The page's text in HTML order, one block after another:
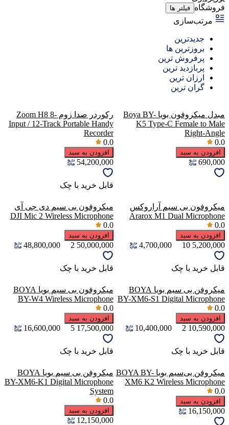
فروشگاه فیلتر ها
مرتب‌سازی
جدیدترین
بروزترین ها
پرفروش ترین
پربازدید ترین
ارزان ترین
گران ترین
مبدل میکروفون بویا Boya BY-
K5 Type-C Female to Male
Right-Angle
0.0
افزودن به سبد
690,000
رکوردر صدا زوم Zoom H8 8-
Input / 12-Track Portable Handy
Recorder
0.0
افزودن به سبد
54,200,000
قابل خرید با چک
میکروفون بی سیم آراروکس
Ararox M1 Dual Microphone
0.0
افزودن به سبد
5,200,000
10
4,700,000
قابل خرید با چک
میکروفون بی سیم دی جی آی
DJI Mic 2 Wireless Microphone
0.0
افزودن به سبد
50,000,000
2
48,800,000
قابل خرید با چک
میکروفن بی سیم بویا BOYA
BY-XM6-S1 Digital Microphone
0.0
افزودن به سبد
10,590,000
2
10,400,000
قابل خرید با چک
میکروفون بی سیم بویا BOYA
BY-W4 Wireless Microphone
0.0
افزودن به سبد
17,500,000
5
16,600,000
قابل خرید با چک
میکروفن بی‌سیم بویا BOYA BY-
XM6 K2 Wireless Microphone
0.0
افزودن به سبد
16,150,000
میکروفن بی سیم بویا BOYA
BY-XM6-K1 Digital Microphone
System
0.0
افزودن به سبد
12,150,000